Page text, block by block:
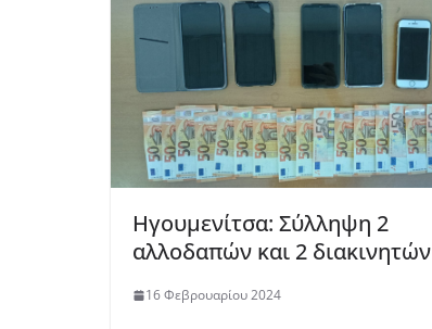
Ηγουμενίτσα: Σύλληψη 2
αλλοδαπών και 2 διακινητών
16 Φεβρουαρίου 2024